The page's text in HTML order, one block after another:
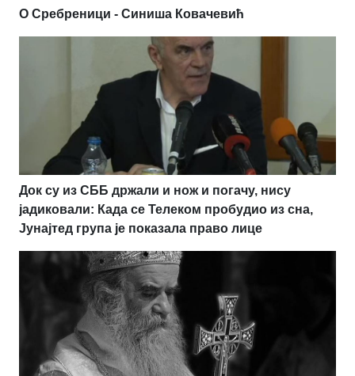
О Сребреници - Синиша Ковачевић
Док су из СББ држали и нож и погачу, нису
јадиковали: Када се Телеком пробудио из сна,
Јунајтед група је показала право лице